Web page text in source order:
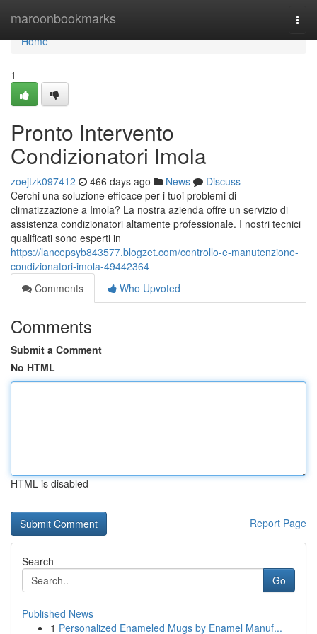
maroonbookmarks
Home
Home
1
Pronto Intervento
Condizionatori Imola
zoejtzk097412 466 days ago News
Discuss
Cerchi una soluzione efficace per i tuoi problemi di
climatizzazione a Imola? La nostra azienda offre un servizio di
assistenza condizionatori altamente professionale. I nostri tecnici
qualificati sono esperti in
https://lancepsyb843577.blogzet.com/controllo-e-manutenzione-
condizionatori-imola-49442364
Comments
Who Upvoted
Comments
Submit a Comment
No HTML
HTML is disabled
Report Page
Search
Go
Published News
1 Personalized Enameled Mugs by Enamel Manuf...